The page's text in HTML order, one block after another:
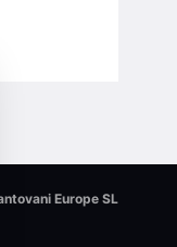
Europe SL